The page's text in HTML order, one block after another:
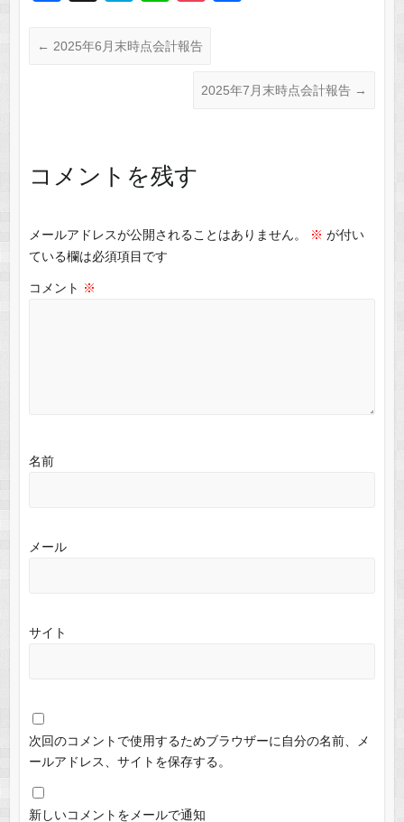
c
o
k
e
e
← 2025年6月末時点会計報告
2025年7月末時点会計報告 →
コメントを残す
メールアドレスが公開されることはありません。 ※ が付い
ている欄は必須項目です
コメント ※
名前
メール
サイト
次回のコメントで使用するためブラウザーに自分の名前、メ
ールアドレス、サイトを保存する。
新しいコメントをメールで通知